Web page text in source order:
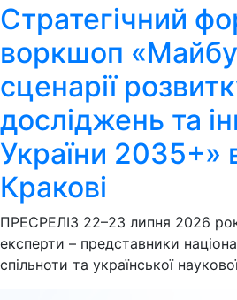
Стратегічний
воркшоп
сценарії
досліджень та
України 2035+»
Кракові
ПРЕСРЕЛІЗ 22–23 липня 2026
експерти – представники
спільноти та української